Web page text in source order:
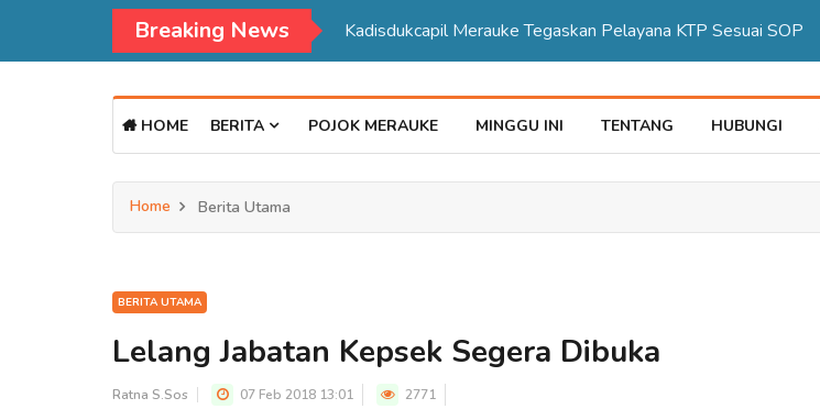
Breaking News Kadisdukcapil Merauke Tegaskan Pelayana KTP Sesuai SOP
HOME BERITA POJOK MERAUKE MINGGU INI TENTANG HUBUNGI
Home Berita Utama
BERITA UTAMA
Lelang Jabatan Kepsek Segera Dibuka
Ratna S.Sos 07 Feb 2018 13:01 2771